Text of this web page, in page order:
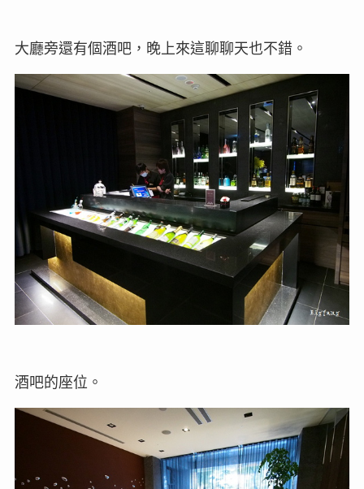
大廳旁還有個酒吧，晚上來這聊聊天也不錯。
酒吧的座位。